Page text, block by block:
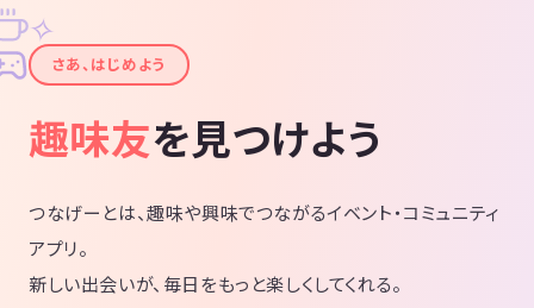
✦
✧
さあ、はじめよう
趣味友を見つけよう
つなげーとは、趣味や興味でつながるイベント・コミュニティ
アプリ。
新しい出会いが、毎日をもっと楽しくしてくれる。